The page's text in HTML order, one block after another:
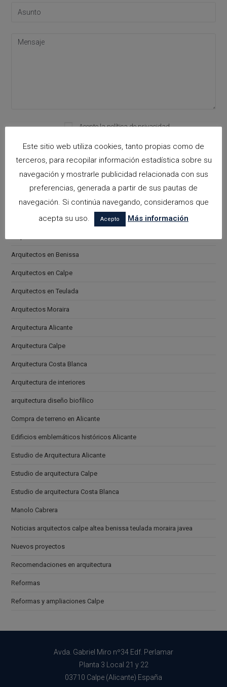
Acepto lapolítica de privacidad
Categorías
arquitectora espacios biofilicos
Arquitectos en Alicante
Arquitectos en Benissa
Arquitectos en Calpe
Arquitectos en Teulada
Arquitectos Moraira
Arquitectura Alicante
Arquitectura Calpe
Arquitectura Costa Blanca
Arquitectura de interiores
arquitectura diseño biofílico
Compra de terreno en Alicante
Edificios emblemáticos históricos Alicante
Estudio de Arquitectura Alicante
Estudio de arquitectura Calpe
Estudio de arquitectura Costa Blanca
Manolo Cabrera
Noticias arquitectos calpe altea benissa teulada moraira javea
Nuevos proyectos
Recomendaciones en arquitectura
Reformas
Reformas y ampliaciones Calpe
Avda. Gabriel Miro nº34 Edf. Perlamar
Planta 3 Local 21 y 22
03710 Calpe (Alicante) España
Este sitio web utiliza cookies, tanto propias como de
terceros, para recopilar información estadística sobre su
navegación y mostrarle publicidad relacionada con sus
preferencias, generada a partir de sus pautas de
navegación. Si continúa navegando, consideramos que
acepta su uso.
Acepto Más información